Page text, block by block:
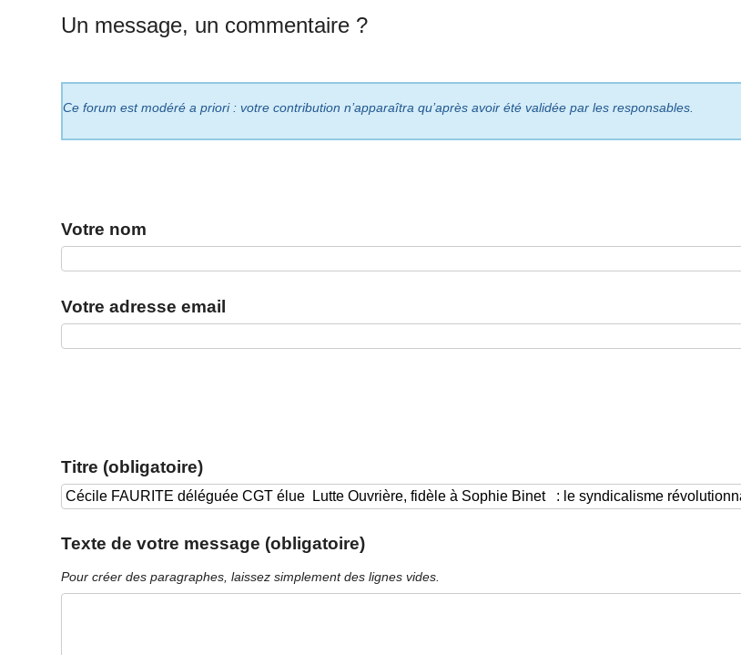
Un message, un commentaire ?
Ce forum est modéré a priori : votre contribution n’apparaîtra qu’après avoir été validée par les responsables.
Votre nom
Votre adresse email
Titre (obligatoire)
Texte de votre message (obligatoire)
Pour créer des paragraphes, laissez simplement des lignes vides.